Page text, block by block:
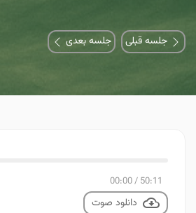
جلسه قبلی جلسه بعدی
50:11
/
00:00
دانلود صوت